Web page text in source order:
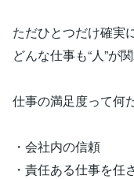
ただひとつだけ確実
どんな仕事も“人”が
仕事の満足度って何
・会社内の信頼
・責任ある仕事を任